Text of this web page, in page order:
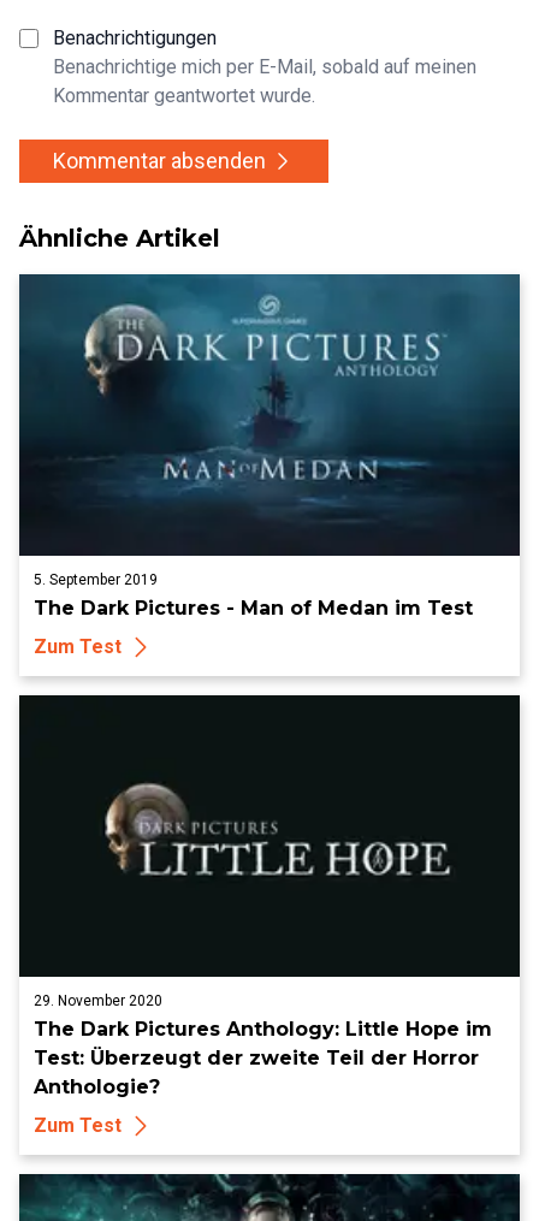
Benachrichtigungen
Benachrichtige mich per E-Mail, sobald auf meinen
Kommentar geantwortet wurde.
Kommentar absenden
Ähnliche Artikel
5. September 2019
The Dark Pictures - Man of Medan im Test
Zum Test
29. November 2020
The Dark Pictures Anthology: Little Hope im
Test: Überzeugt der zweite Teil der Horror
Anthologie?
Zum Test